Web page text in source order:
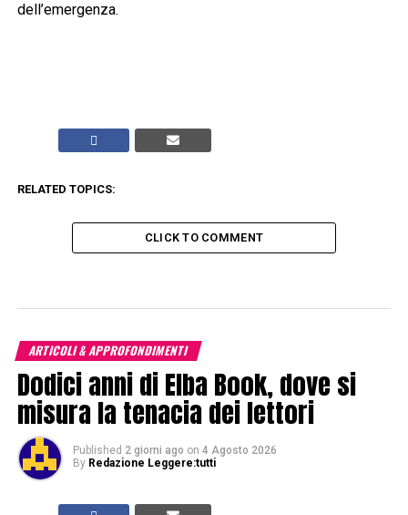
dell’emergenza.
RELATED TOPICS:
CLICK TO COMMENT
ARTICOLI & APPROFONDIMENTI
Dodici anni di Elba Book, dove si
misura la tenacia dei lettori
Published 2 giorni ago on 4 Agosto 2026
By Redazione Leggere:tutti